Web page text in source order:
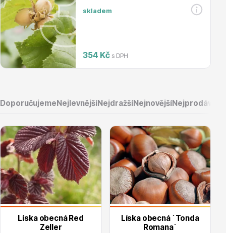
Semena, sadba
Květináče
skladem
354 Kč s DPH
DoporučujemeNejlevnějšíNejdražšíNejnovější
Líska obecná Red
Zeller
Líska obecná ´Tonda
Romana´